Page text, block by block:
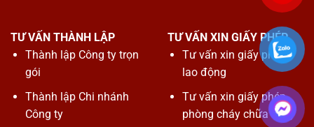
TƯ VẤN THÀNH LẬP
Thành lập Công ty trọn
gói
Thành lập Chi nhánh
Công ty
TƯ VẤN XIN GIẤY PHÉP
Tư vấn xin giấy phép
lao động
Tư vấn xin giấy phép
phòng cháy chữa cháy